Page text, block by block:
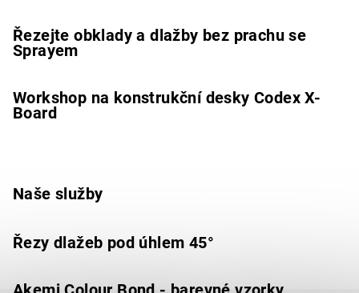
Řezejte obklady a dlažby bez prachu se
Sprayem
Workshop na konstrukční desky Codex X-
Board
Naše služby
Řezy dlažeb pod úhlem 45°